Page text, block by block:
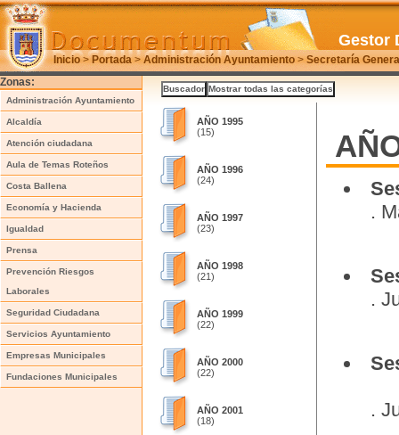
Inicio>Portada>Administración Ayuntamiento>Secretaría
Gestor
Zonas:
Administración Ayuntamiento
Alcaldía
Atención ciudadana
Aula de Temas Roteños
Costa Ballena
Economía y Hacienda
Igualdad
Prensa
Prevención Riesgos
Laborales
Seguridad Ciudadana
Servicios Ayuntamiento
Empresas Municipales
Fundaciones Municipales
AÑO 1995
(15)
AÑO 1996
(24)
AÑO 1997
(23)
AÑO 1998
(21)
AÑO 1999
(22)
AÑO 2000
(22)
AÑO 2001
(18)
.
.
.